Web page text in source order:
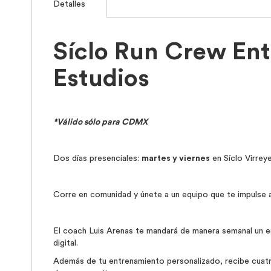
images
Detalles
Síclo Run Crew
Estudios
*Válido sólo para CDMX
Dos días presenciales: martes y viernes en Síclo
Corre en comunidad y únete a un equipo que te impulse
El coach Luis Arenas te mandará de manera semanal
digital.
Además de tu entrenamiento personalizado, recibe